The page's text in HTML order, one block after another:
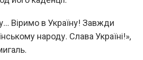
Віримо в Україну! Завжди
народу. Слава Україні!»,